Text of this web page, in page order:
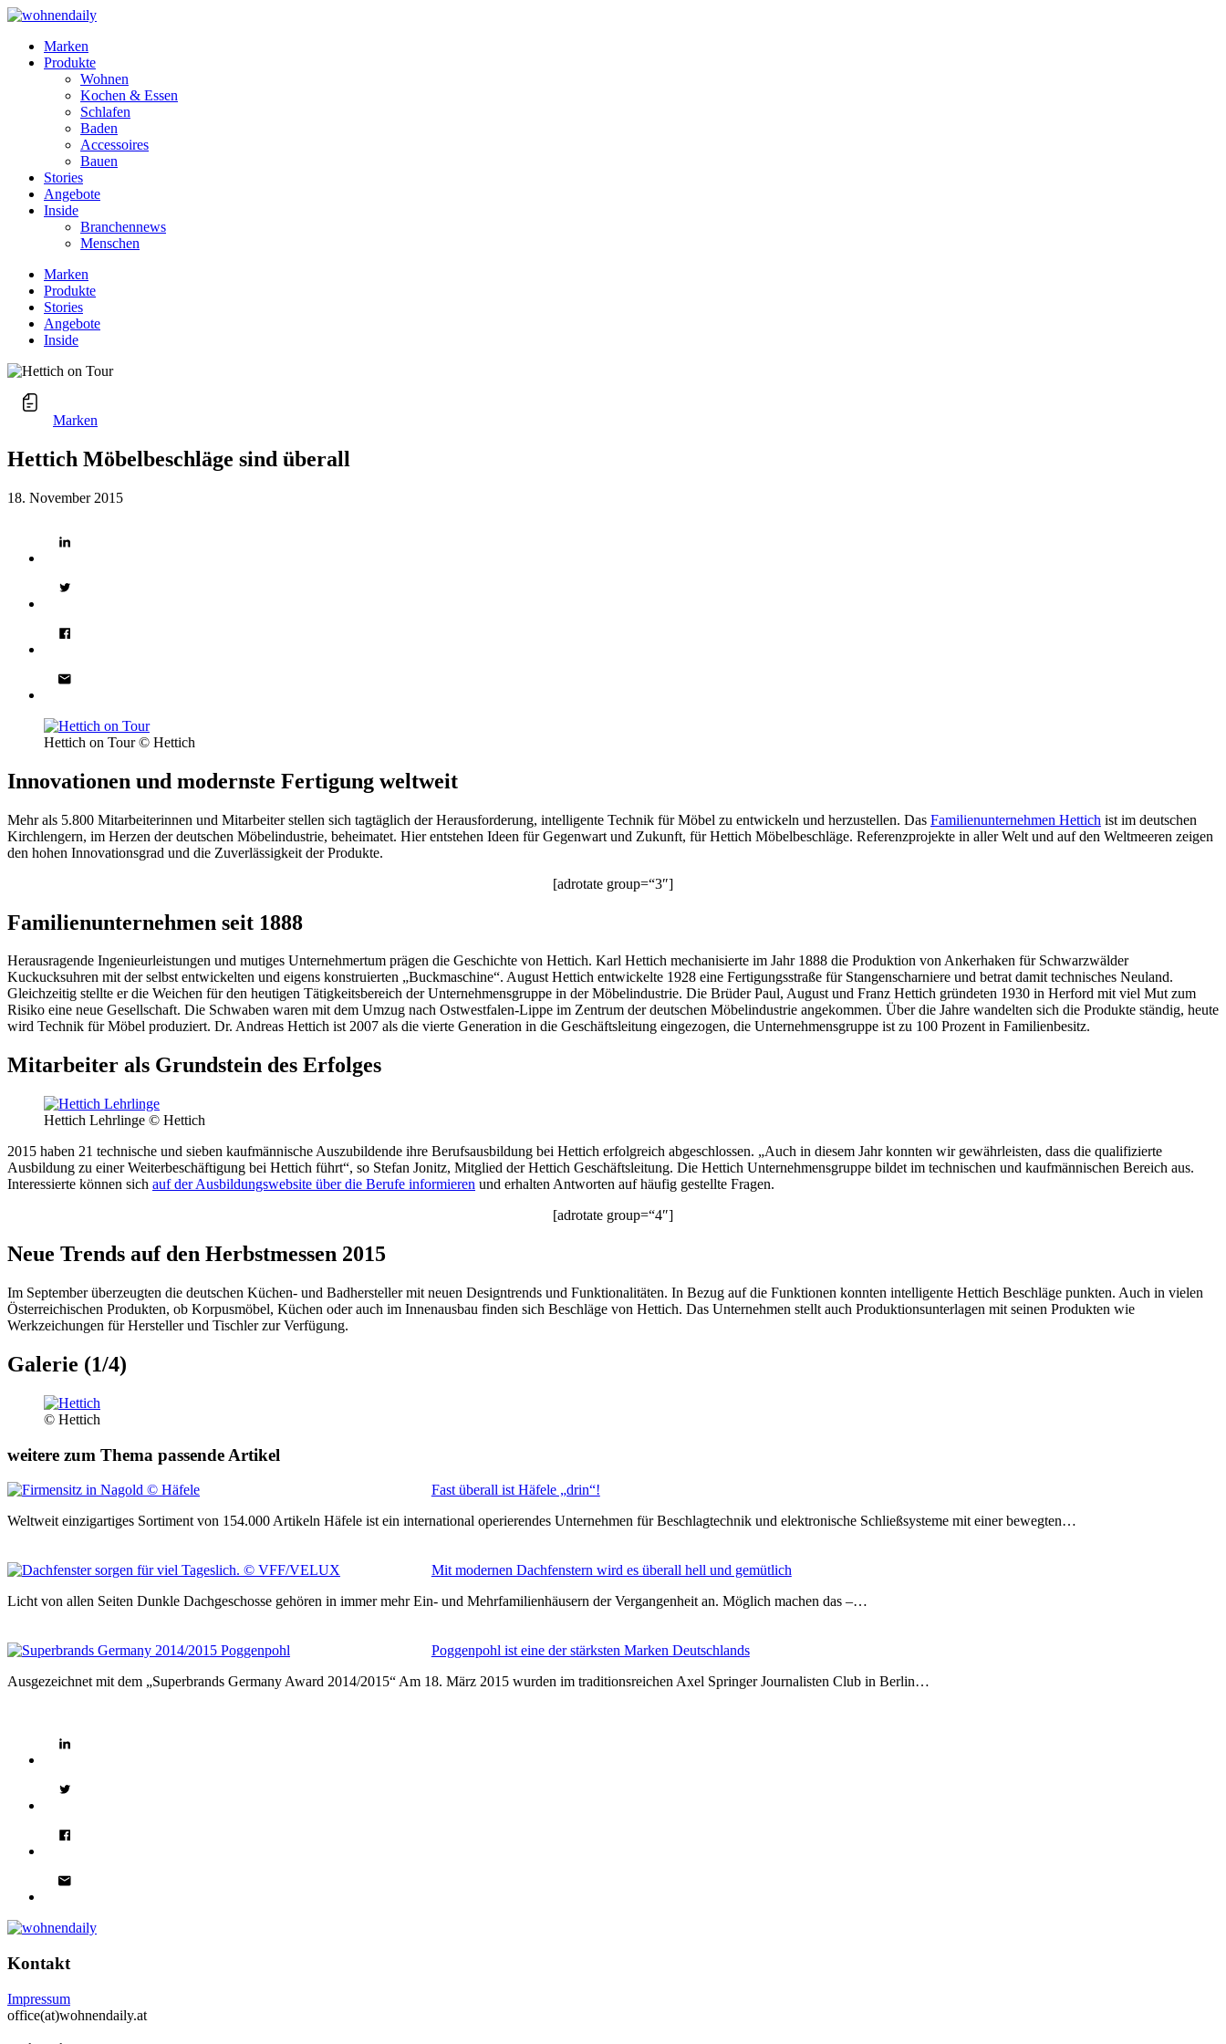
Marken
Produkte
Wohnen
Kochen & Essen
Schlafen
Baden
Accessoires
Bauen
Stories
Angebote
Inside
Branchennews
Menschen
Marken
Produkte
Stories
Angebote
Inside
Marken
Hettich Möbelbeschläge sind überall
18. November 2015
Hettich on Tour © Hettich
Innovationen und modernste Fertigung weltweit
Mehr als 5.800 Mitarbeiterinnen und Mitarbeiter stellen sich tagtäglich der Herausforderung, intelligente Technik für Möbel zu entwickeln und herzustellen. Das Familienunternehmen Hettich ist im deutschen
Kirchlengern, im Herzen der deutschen Möbelindustrie, beheimatet. Hier entstehen Ideen für Gegenwart und Zukunft, für Hettich Möbelbeschläge. Referenzprojekte in aller Welt und auf den Weltmeeren zeigen
den hohen Innovationsgrad und die Zuverlässigkeit der Produkte.
[adrotate group=“3″]
Familienunternehmen seit 1888
Herausragende Ingenieurleistungen und mutiges Unternehmertum prägen die Geschichte von Hettich. Karl Hettich mechanisierte im Jahr 1888 die Produktion von Ankerhaken für Schwarzwälder
Kuckucksuhren mit der selbst entwickelten und eigens konstruierten „Buckmaschine“. August Hettich entwickelte 1928 eine Fertigungsstraße für Stangenscharniere und betrat damit technisches Neuland.
Gleichzeitig stellte er die Weichen für den heutigen Tätigkeitsbereich der Unternehmensgruppe in der Möbelindustrie. Die Brüder Paul, August und Franz Hettich gründeten 1930 in Herford mit viel Mut zum
Risiko eine neue Gesellschaft. Die Schwaben waren mit dem Umzug nach Ostwestfalen-Lippe im Zentrum der deutschen Möbelindustrie angekommen. Über die Jahre wandelten sich die Produkte ständig, heute
wird Technik für Möbel produziert. Dr. Andreas Hettich ist 2007 als die vierte Generation in die Geschäftsleitung eingezogen, die Unternehmensgruppe ist zu 100 Prozent in Familienbesitz.
Mitarbeiter als Grundstein des Erfolges
Hettich Lehrlinge © Hettich
2015 haben 21 technische und sieben kaufmännische Auszubildende ihre Berufsausbildung bei Hettich erfolgreich abgeschlossen. „Auch in diesem Jahr konnten wir gewährleisten, dass die qualifizierte
Ausbildung zu einer Weiterbeschäftigung bei Hettich führt“, so Stefan Jonitz, Mitglied der Hettich Geschäftsleitung. Die Hettich Unternehmensgruppe bildet im technischen und kaufmännischen Bereich aus.
Interessierte können sich auf der Ausbildungswebsite über die Berufe informieren und erhalten Antworten auf häufig gestellte Fragen.
[adrotate group=“4″]
Neue Trends auf den Herbstmessen 2015
Im September überzeugten die deutschen Küchen- und Badhersteller mit neuen Designtrends und Funktionalitäten. In Bezug auf die Funktionen konnten intelligente Hettich Beschläge punkten. Auch in vielen
Österreichischen Produkten, ob Korpusmöbel, Küchen oder auch im Innenausbau finden sich Beschläge von Hettich. Das Unternehmen stellt auch Produktionsunterlagen mit seinen Produkten wie
Werkzeichungen für Hersteller und Tischler zur Verfügung.
Galerie (1/4)
© Hettich
weitere zum Thema passende Artikel
Fast überall ist Häfele „drin“!
Weltweit einzigartiges Sortiment von 154.000 Artikeln Häfele ist ein international operierendes Unternehmen für Beschlagtechnik und elektronische Schließsysteme mit einer bewegten…
Mit modernen Dachfenstern wird es überall hell und gemütlich
Licht von allen Seiten Dunkle Dachgeschosse gehören in immer mehr Ein- und Mehrfamilienhäusern der Vergangenheit an. Möglich machen das –…
Poggenpohl ist eine der stärksten Marken Deutschlands
Ausgezeichnet mit dem „Superbrands Germany Award 2014/2015“ Am 18. März 2015 wurden im traditionsreichen Axel Springer Journalisten Club in Berlin…
Kontakt
Impressum
office(at)wohnendaily.at